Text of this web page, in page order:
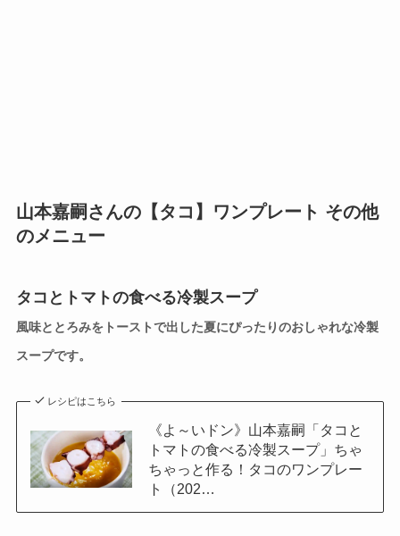
山本嘉嗣さんの【タコ】ワンプレート その他
のメニュー
タコとトマトの食べる冷製スープ
風味ととろみをトーストで出した夏にぴったりのおしゃれな冷製
スープです。
レシピはこちら
《よ～いドン》山本嘉嗣「タコと
トマトの食べる冷製スープ」ちゃ
ちゃっと作る！タコのワンプレー
ト（202…